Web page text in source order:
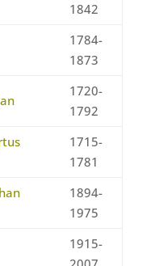
1842
1784-
1873
1720-
1792
1715-
1781
1894-
1975
1915-